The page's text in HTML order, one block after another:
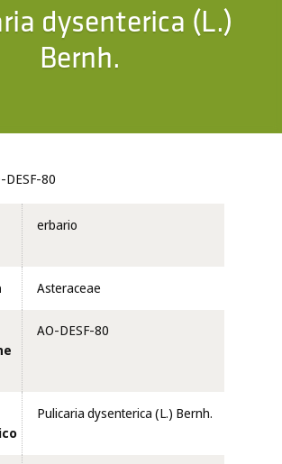
dysenterica (L.)
Bernh.
DESF-80
erbario
Asteraceae
AO-DESF-80
Pulicaria dysenterica (L.) Bernh.